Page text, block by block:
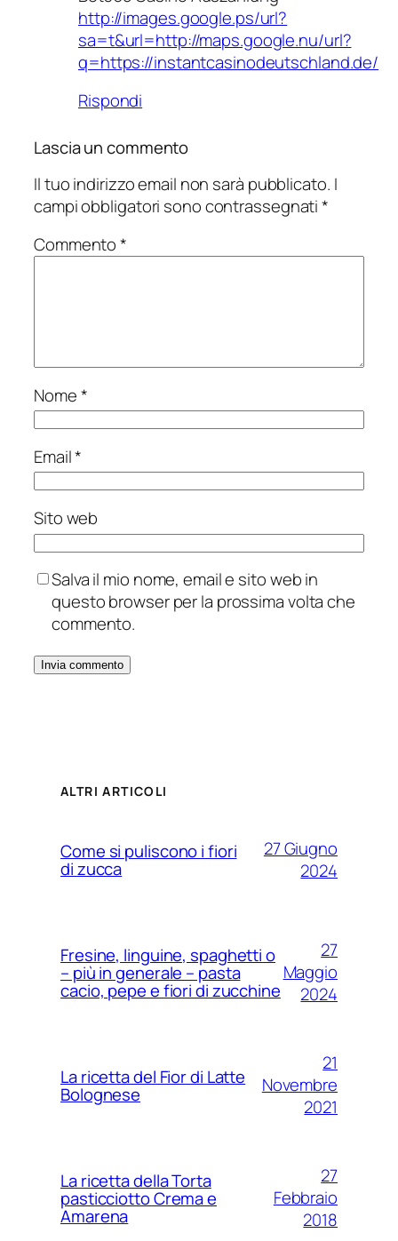
http://images.google.ps/url?
sa=t&url=http://maps.google.nu/url?
q=https://instantcasinodeutschland.de/
Rispondi
Lascia un commento
Il tuo indirizzo email non sarà pubblicato. I
campi obbligatori sono contrassegnati*
Commento*
Nome*
Email*
Sito web
Salva il mio nome, email e sito web in
questo browser per la prossima volta che
commento.
ALTRI ARTICOLI
Come si puliscono i fiori
di zucca
27 Giugno
2024
Fresine, linguine, spaghetti o
– più in generale – pasta
cacio, pepe e fiori di zucchine
27
Maggio
2024
La ricetta del Fior di Latte
Bolognese
21
Novembre
2021
La ricetta della Torta
pasticciotto Crema e
Amarena
27
Febbraio
2018